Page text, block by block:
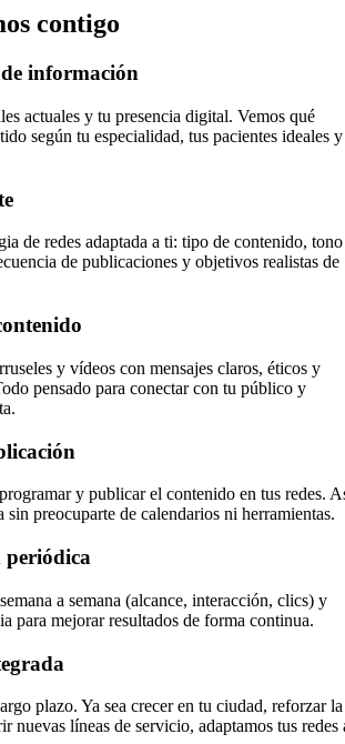
contigo
información
actuales y tu presencia digital. Vemos qué
según tu especialidad, tus pacientes ideales y
de redes adaptada a ti: tipo de contenido, tono
de publicaciones y objetivos realistas de
y vídeos con mensajes claros, éticos y
pensado para conectar con tu público y
y publicar el contenido en tus redes.
sin preocuparte de calendarios ni herramientas.
periódica
a semana (alcance, interacción, clics) y
para mejorar resultados de forma continua.
plazo. Ya sea crecer en tu ciudad, reforzar la
nuevas líneas de servicio, adaptamos tus redes